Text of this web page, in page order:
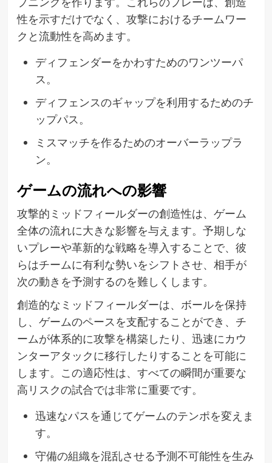
性を示すだけでなく、攻撃におけるチームワー
クと流動性を高めます。
ディフェンダーをかわすためのワンツーパ
ス。
ディフェンスのギャップを利用するためのチ
ップパス。
ミスマッチを作るためのオーバーラップラ
ン。
ゲームの流れへの影響
攻撃的ミッドフィールダーの創造性は、ゲーム
全体の流れに大きな影響を与えます。予期しな
いプレーや革新的な戦略を導入することで、彼
らはチームに有利な勢いをシフトさせ、相手が
次の動きを予測するのを難しくします。
創造的なミッドフィールダーは、ボールを保持
し、ゲームのペースを支配することができ、チ
ームが体系的に攻撃を構築したり、迅速にカウ
ンターアタックに移行したりすることを可能に
します。この適応性は、すべての瞬間が重要な
高リスクの試合では非常に重要です。
迅速なパスを通じてゲームのテンポを変えま
す。
守備の組織を混乱させる予測不可能性を生み